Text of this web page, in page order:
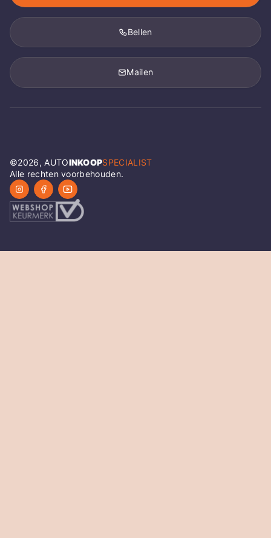
Bellen
Mailen
©2026, AUTOINKOOPSPECIALIST
Alle rechten voorbehouden.